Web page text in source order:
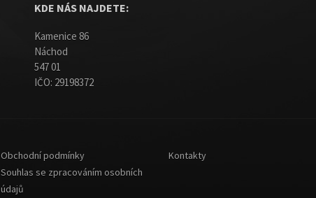
KDE NÁS NAJDETE:
Kamenice 86
Náchod
547 01
IČO: 29198372
Obchodní podmínky
Souhlas se zpracováním osobních
údajů
Kontakty